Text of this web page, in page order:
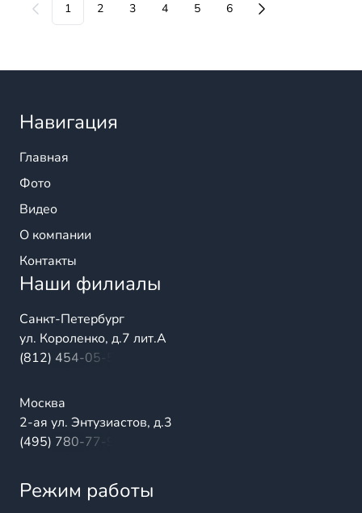
1 2 3 4 5 6
Навигация
Главная
Фото
Видео
О компании
Контакты
Наши филиалы
Санкт-Петербург
ул. Короленко, д.7 лит.А
(812) 454-05-54
Москва
2-ая ул. Энтузиастов, д.3
(495) 780-77-98
Режим работы